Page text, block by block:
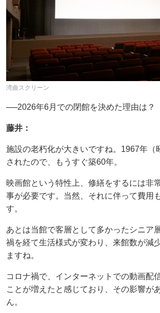
湾曲スクリーン
──2026年6月での閉館を決めた理由は？
藤井：
施設の老朽化が大きいですね。1967年（
されたので、もうすぐ築60年。
映画館という特性上、修繕をするには非
事が必要です。当然、それに伴って費用
す。
あとは当館で客層として多かったシニア
禍を経て生活様式が変わり、来館数が減
ますね。
コロナ禍で、インターネットでの動画配
ことが増えたと感じており、その影響が
ん。